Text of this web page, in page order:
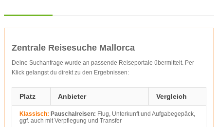
Zentrale Reisesuche Mallorca
Deine Suchanfrage wurde an passende Reiseportale übermittelt. Per
Klick gelangst du direkt zu den Ergebnissen:
Platz Anbieter Vergleich
Klassisch: Pauschalreisen: Flug, Unterkunft und Aufgabegepäck,
ggf. auch mit Verpflegung und Transfer